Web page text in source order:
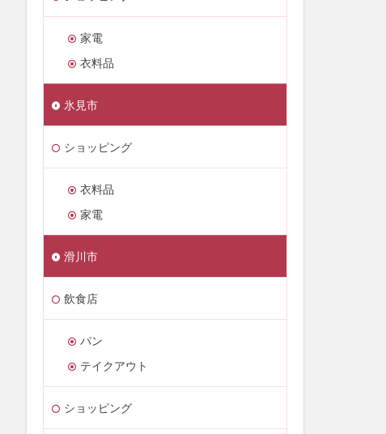
家電
衣料品
氷見市
ショッピング
衣料品
家電
滑川市
飲食店
パン
テイクアウト
ショッピング